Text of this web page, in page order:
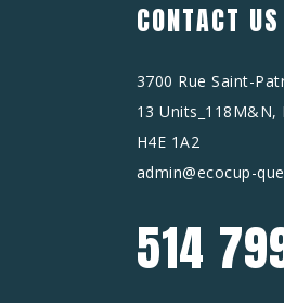
CONTACT US
3700 Rue Saint-
13 Units_118M&N,
H4E 1A2
admin@ecocup-
514